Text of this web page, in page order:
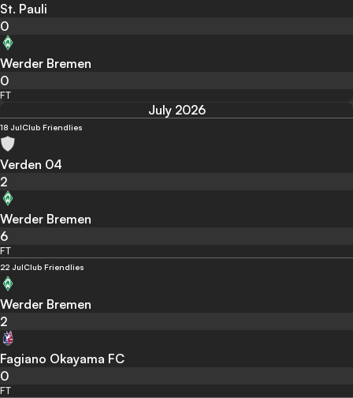
St. Pauli
0
Werder Bremen
0
FT
July 2026
18 JulClub Friendlies
Verden 04
2
Werder Bremen
6
FT
22 JulClub Friendlies
Werder Bremen
2
Fagiano Okayama FC
0
FT